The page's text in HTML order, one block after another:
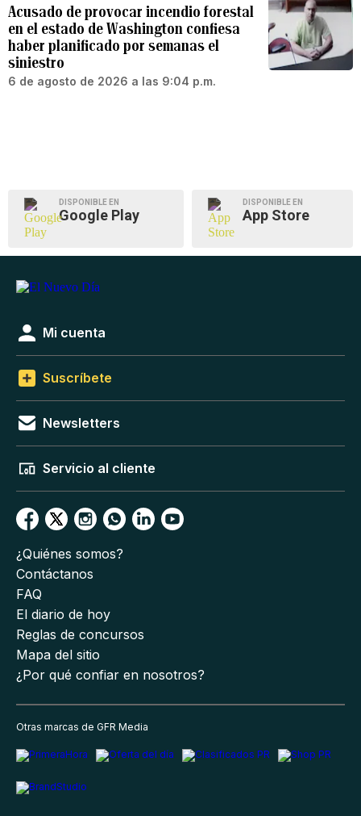
Acusado de provocar incendio forestal
en el estado de Washington confiesa
haber planificado por semanas el
siniestro
6 de agosto de 2026 a las 9:04 p.m.
DISPONIBLE EN
Google Play
DISPONIBLE EN
App Store
Mi cuenta
Suscríbete
Newsletters
Servicio al cliente
¿Quiénes somos?
Contáctanos
FAQ
El diario de hoy
Reglas de concursos
Mapa del sitio
¿Por qué confiar en nosotros?
Otras marcas de GFR Media